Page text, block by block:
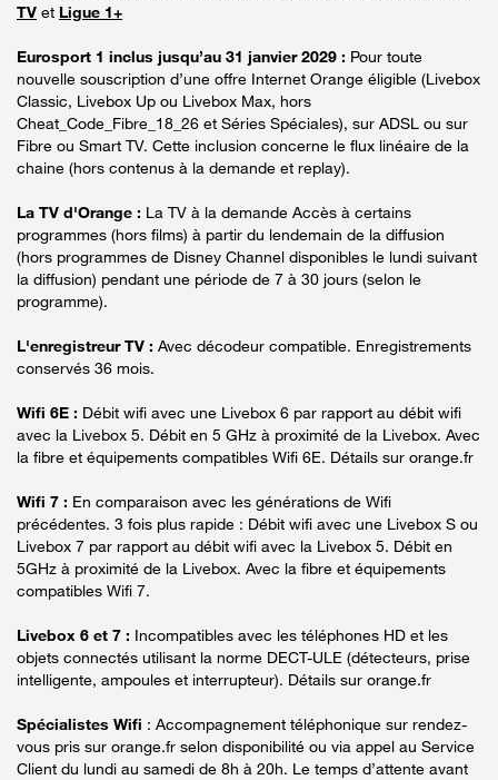
TV et Ligue 1+
Eurosport 1 inclus jusqu’au 31 janvier 2029 : Pour toute
nouvelle souscription d’une offre Internet Orange éligible (Livebox
Classic, Livebox Up ou Livebox Max, hors
Cheat_Code_Fibre_18_26 et Séries Spéciales), sur ADSL ou sur
Fibre ou Smart TV. Cette inclusion concerne le flux linéaire de la
chaine (hors contenus à la demande et replay).
La TV d'Orange : La TV à la demande Accès à certains
programmes (hors films) à partir du lendemain de la diffusion
(hors programmes de Disney Channel disponibles le lundi suivant
la diffusion) pendant une période de 7 à 30 jours (selon le
programme).
L'enregistreur TV : Avec décodeur compatible. Enregistrements
conservés 36 mois.
Wifi 6E : Débit wifi avec une Livebox 6 par rapport au débit wifi
avec la Livebox 5. Débit en 5 GHz à proximité de la Livebox. Avec
la fibre et équipements compatibles Wifi 6E. Détails sur orange.fr
Wifi 7 : En comparaison avec les générations de Wifi
précédentes. 3 fois plus rapide : Débit wifi avec une Livebox S ou
Livebox 7 par rapport au débit wifi avec la Livebox 5. Débit en
5GHz à proximité de la Livebox. Avec la fibre et équipements
compatibles Wifi 7.
Livebox 6 et 7 : Incompatibles avec les téléphones HD et les
objets connectés utilisant la norme DECT-ULE (détecteurs, prise
intelligente, ampoules et interrupteur). Détails sur orange.fr
Spécialistes Wifi : Accompagnement téléphonique sur rendez-
vous pris sur orange.fr selon disponibilité ou via appel au Service
Client du lundi au samedi de 8h à 20h. Le temps d’attente avant